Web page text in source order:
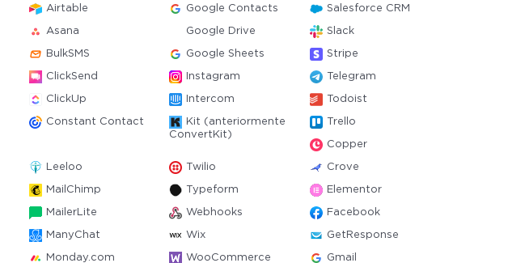
Airtable Google Contacts Salesforce CRM
Asana Google Drive Slack
BulkSMS Google Sheets Stripe
ClickSend Instagram Telegram
ClickUp Intercom Todoist
Constant Contact
Kit (anteriormente
ConvertKit)
Trello
Copper
Leeloo Twilio Crove
MailChimp Typeform Elementor
MailerLite Webhooks Facebook
ManyChat Wix GetResponse
Monday.com WooCommerce Gmail